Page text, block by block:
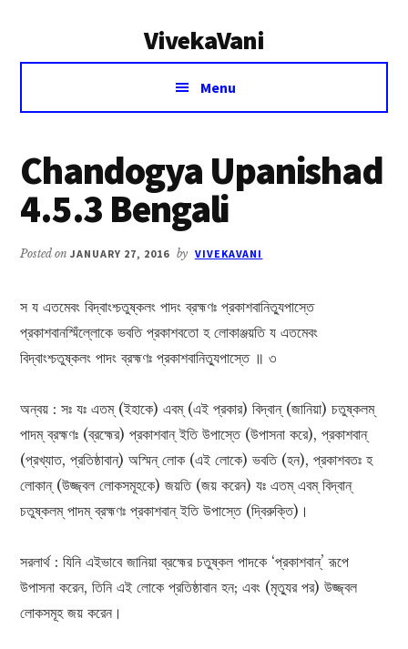
VivekaVani
Voice
Vivekananda
Menu
Chandogya Upanishad
4.5.3 Bengali
Posted onJANUARY 27, 2016 by VIVEKAVANI
স য এতমেবং বিদ্বাংশ্চতুষ্কলং পাদং ব্রহ্মণঃ প্রকাশবানিত্যুপাস্তে
প্রকাশবানস্মিঁল্লোকে ভবতি প্রকাশবতো হ লোকাঞ্জয়তি য এতমেবং
বিদ্বাংশ্চতুষ্কলং পাদং ব্রহ্মণঃ প্রকাশবানিত্যুপাস্তে ॥ ৩
অন্বয় : সঃ যঃ এতম্ (ইহাকে) এবম্ (এই প্রকার) বিদ্বান্ (জানিয়া) চতুষ্কলম্
পাদম্ ব্রহ্মণঃ (ব্রহ্মের) প্রকাশবান্ ইতি উপাস্তে (উপাসনা করে), প্রকাশবান্
(প্রখ্যাত, প্রতিষ্ঠাবান্) অস্মিন্ লোক (এই লোকে) ভবতি (হন), প্রকাশবতঃ হ
লোকান্ (উজ্জ্বল লোকসমূহকে) জয়তি (জয় করেন) যঃ এতম্ এবম্ বিদ্বান্
চতুষ্কলম্ পাদম্ ব্রহ্মণঃ প্রকাশবান্ ইতি উপাস্তে (দ্বিরুক্তি)।
সরলার্থ : যিনি এইভাবে জানিয়া ব্রহ্মের চতুষ্কল পাদকে ‘প্রকাশবান্’ রূপে
উপাসনা করেন, তিনি এই লোকে প্রতিষ্ঠাবান হন; এবং (মৃত্যুর পর) উজ্জ্বল
লোকসমূহ জয় করেন।